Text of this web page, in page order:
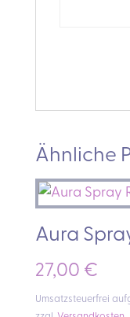
Ähnliche
Aura
27,00 €
Umsatzsteuerfrei